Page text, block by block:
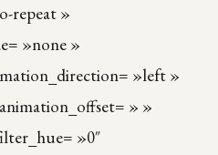
repeat »
»none »
»left »
» »
»0″